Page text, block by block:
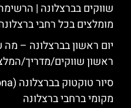
שווקים בברצלונה |
מומלצים בכל רחבי
יום ראשון בברצלונה – מה
ראשון שווקים/מדריך/
מקומי ברחבי ברצלונה